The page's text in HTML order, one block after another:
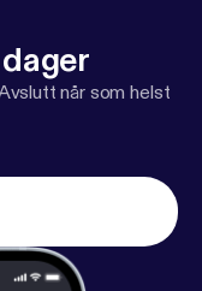
når som helst